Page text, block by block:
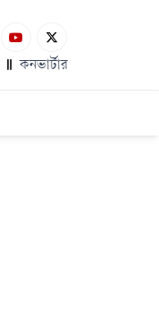
কনভার্টার